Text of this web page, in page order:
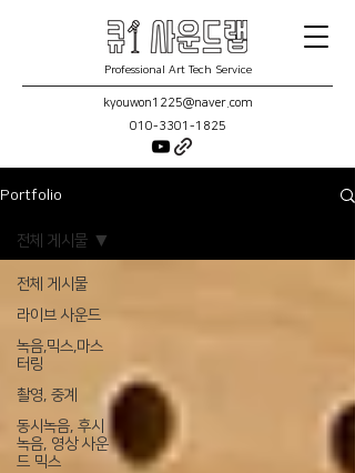
Professional Art Tech Service
kyouwon1225@naver.com
010-3301-1825
Portfolio
전체 게시물
라이브 사운드
녹음,믹스,마스
터링
촬영, 중계
동시녹음, 후시
녹음, 영상 사운
드 믹스
전체 게시물